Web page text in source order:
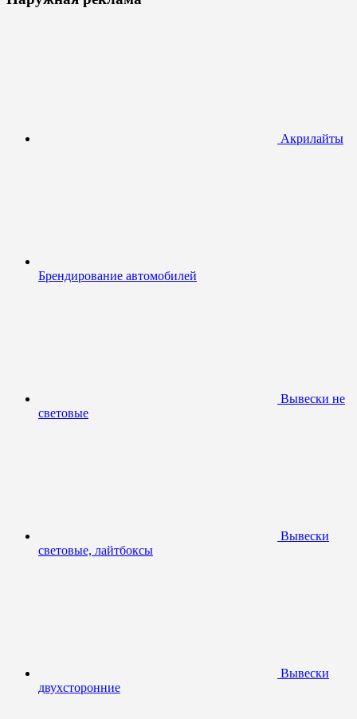
Акрилайты
Брендирование автомобилей
Вывески не
световые
Вывески
световые, лайтбоксы
Вывески
двухсторонние